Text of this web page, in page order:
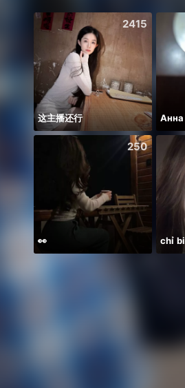
2415
这主播还行 Анна
250
👀 chỉ